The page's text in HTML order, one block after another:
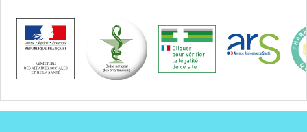
spunbonded, film polyéthylène, polypropylène.
Code ACL : 8134421